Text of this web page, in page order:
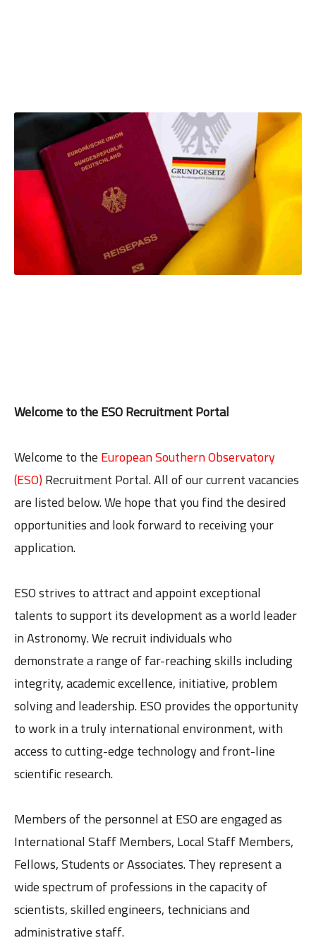
Welcome to the ESO Recruitment Portal
Welcome to theEuropean Southern Observatory
(ESO)Recruitment Portal. All of our current vacancies
are listed below. We hope that you find the desired
opportunities and look forward to receiving your
application.
ESO strives to attract and appoint exceptional
talents to support its development as a world leader
in Astronomy. We recruit individuals who
demonstrate a range of far-reaching skills including
integrity, academic excellence, initiative, problem
solving and leadership. ESO provides the opportunity
to work in a truly international environment, with
access to cutting-edge technology and front-line
scientific research.
Members of the personnel at ESO are engaged as
International Staff Members, Local Staff Members,
Fellows, Students or Associates. They represent a
wide spectrum of professions in the capacity of
scientists, skilled engineers, technicians and
administrative staff.